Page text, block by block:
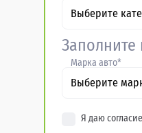
Выберите
Марка авто*
Выберите
Я даю